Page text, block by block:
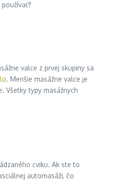
valce z prvej skupiny sa
. Menšie masážne valce je
Všetky typy masážnych
cviku. Ak ste to
automasáži, čo